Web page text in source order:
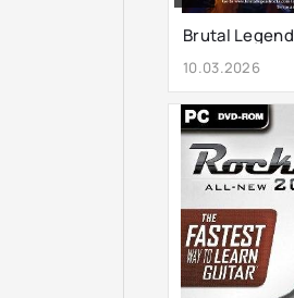
Brutal Legend
10.03.2026